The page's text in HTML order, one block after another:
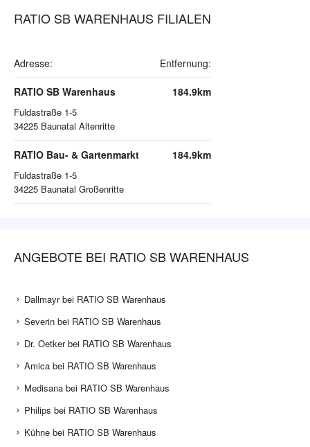
RATIO SB WARENHAUS FILIALEN
Adresse: Entfernung:
RATIO SB Warenhaus
Fuldastraße 1-5
34225 Baunatal Altenritte
184.9km
RATIO Bau- & Gartenmarkt
Fuldastraße 1-5
34225 Baunatal Großenritte
184.9km
ANGEBOTE BEI RATIO SB WARENHAUS
Dallmayr bei RATIO SB Warenhaus
Severin bei RATIO SB Warenhaus
Dr. Oetker bei RATIO SB Warenhaus
Amica bei RATIO SB Warenhaus
Medisana bei RATIO SB Warenhaus
Philips bei RATIO SB Warenhaus
Kühne bei RATIO SB Warenhaus